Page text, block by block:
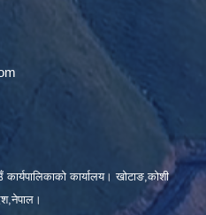
कार्यालय। खोटाङ,कोशी